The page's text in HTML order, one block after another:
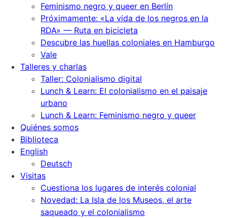
Feminismo negro y queer en Berlín
Próximamente: «La vida de los negros en la
RDA» — Ruta en bicicleta
Descubre las huellas coloniales en Hamburgo
Vale
Talleres y charlas
Taller: Colonialismo digital
Lunch & Learn: El colonialismo en el paisaje
urbano
Lunch & Learn: Feminismo negro y queer
Quiénes somos
Biblioteca
English
Deutsch
Visitas
Cuestiona los lugares de interés colonial
Novedad: La Isla de los Museos, el arte
saqueado y el colonialismo